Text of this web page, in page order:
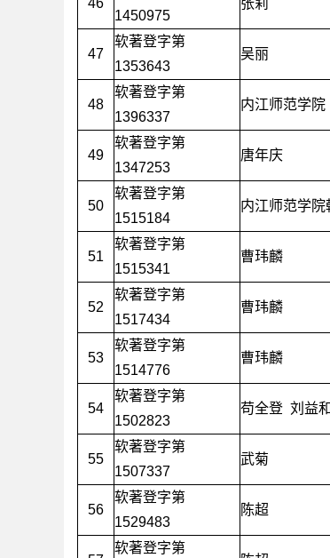
46
1450975
张莉
47
软著登字第
1353643
吴丽
48
软著登字第
1396337
内江师范学院
49
软著登字第
1347253
唐年庆
50
软著登字第
1515184
内江师范学院
51
软著登字第
1515341
曹玮麟
52
软著登字第
1517434
曹玮麟
53
软著登字第
1514776
曹玮麟
54
软著登字第
1502823
苟全登 刘益和
55
软著登字第
1507337
武菊
56
软著登字第
1529483
陈超
软著登字第